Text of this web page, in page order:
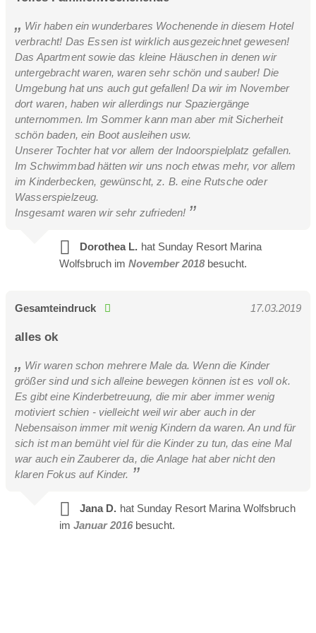
Wir haben ein wunderbares Wochenende in diesem Hotel
verbracht! Das Essen ist wirklich ausgezeichnet gewesen!
Das Apartment sowie das kleine Häuschen in denen wir
untergebracht waren, waren sehr schön und sauber! Die
Umgebung hat uns auch gut gefallen! Da wir im November
dort waren, haben wir allerdings nur Spaziergänge
unternommen. Im Sommer kann man aber mit Sicherheit
schön baden, ein Boot ausleihen usw.
Unserer Tochter hat vor allem der Indoorspielplatz gefallen.
Im Schwimmbad hätten wir uns noch etwas mehr, vor allem
im Kinderbecken, gewünscht, z. B. eine Rutsche oder
Wasserspielzeug.
Insgesamt waren wir sehr zufrieden!
Dorothea L. hat Sunday Resort Marina
Wolfsbruch im November 2018 besucht.
Gesamteindruck 17.03.2019
alles ok
Wir waren schon mehrere Male da. Wenn die Kinder
größer sind und sich alleine bewegen können ist es voll ok.
Es gibt eine Kinderbetreuung, die mir aber immer wenig
motiviert schien - vielleicht weil wir aber auch in der
Nebensaison immer mit wenig Kindern da waren. An und für
sich ist man bemüht viel für die Kinder zu tun, das eine Mal
war auch ein Zauberer da, die Anlage hat aber nicht den
klaren Fokus auf Kinder.
Jana D. hat Sunday Resort Marina Wolfsbruch
im Januar 2016 besucht.